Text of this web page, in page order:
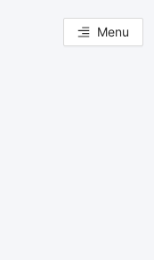
Menu